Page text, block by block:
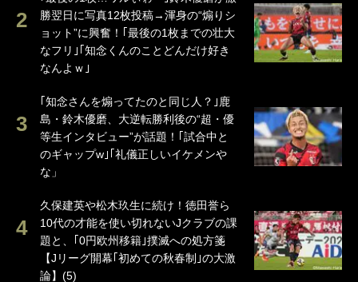
勝翌日に写真12枚投稿→渾身の“煽りシ
ョット”に興奮！｢最後の1枚までの壮大
なフリ｣｢知念くんのことどんだけ好き
なんよｗ｣
｢知念さんを煽ってたのと同じ人？｣鹿
島・鈴木優磨、大逆転勝利後の“超・優
等生インタビュー”が話題！｢試合中と
のギャップw｣｢礼儀正しいイケメンや
な」
久保建英や松木玖生に続け！徳田誉ら
10代の才能を使い切れないJクラブの課
題と、｢0円欧州移籍｣撲滅への処方箋
【Jリーグ開幕｢初めての秋春制｣の大激
論】(5)